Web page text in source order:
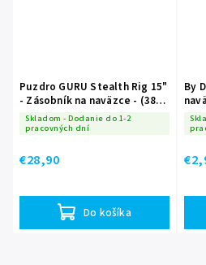
Puzdro GURU Stealth Rig 15"
- Zásobník na naväzce - (38
cm)
Skladom - Dodanie do 1-2
pracovných dní
€28,90
Do košíka
By